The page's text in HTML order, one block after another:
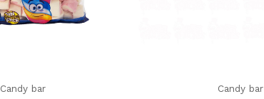
Candy bar Candy bar